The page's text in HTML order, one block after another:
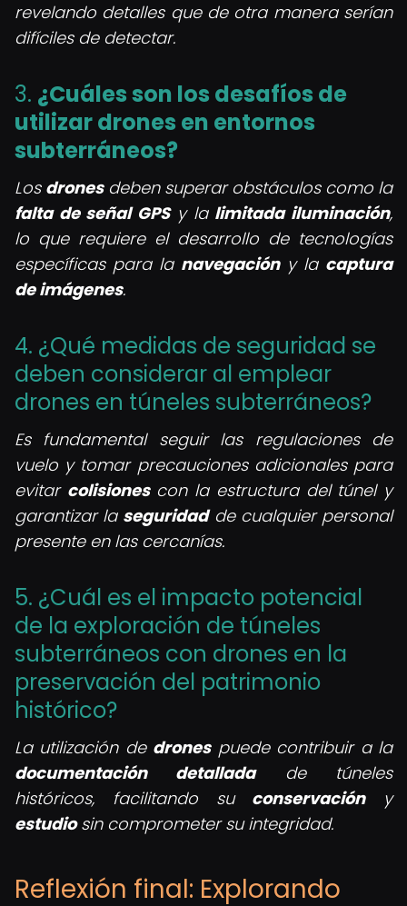
revelando detalles que de otra manera serían
difíciles de detectar.
3. ¿Cuáles son los desafíos de
utilizar drones en entornos
subterráneos?
Los dronesdeben superar obstáculos como la
falta de señal GPSy la limitada iluminación,
lo que requiere el desarrollo de tecnologías
específicas para la navegacióny la captura
de imágenes.
4. ¿Qué medidas de seguridad se
deben considerar al emplear
drones en túneles subterráneos?
Es fundamental seguir las regulaciones de
vuelo y tomar precauciones adicionales para
evitar colisionescon la estructura del túnel y
garantizar la seguridadde cualquier personal
presente en las cercanías.
5. ¿Cuál es el impacto potencial
de la exploración de túneles
subterráneos con drones en la
preservación del patrimonio
histórico?
La utilización de dronespuede contribuir a la
documentación detalladade túneles
históricos, facilitando su conservacióny
estudiosin comprometer su integridad.
Reflexión final: Explorando